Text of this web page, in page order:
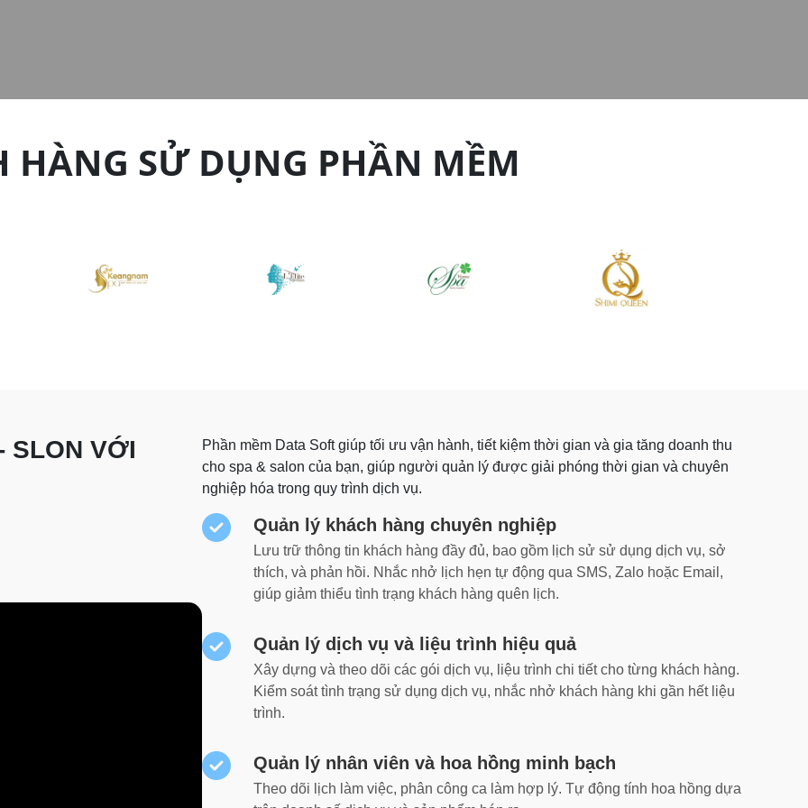
HÀNG SỬ DỤNG PHẦN MỀM
SLON VỚI
Phần mềm Data Soft giúp tối ưu vận hành, tiết kiệm thời gian và gia tăng doanh thu
cho spa & salon của bạn, giúp người quản lý được giải phóng thời gian và chuyên
nghiệp hóa trong quy trình dịch vụ.
Quản lý khách hàng chuyên nghiệp
Lưu trữ thông tin khách hàng đầy đủ, bao gồm lịch sử sử dụng dịch vụ, sở
thích, và phản hồi. Nhắc nhở lịch hẹn tự động qua SMS, Zalo hoặc Email,
giúp giảm thiểu tình trạng khách hàng quên lịch.
Quản lý dịch vụ và liệu trình hiệu quả
Xây dựng và theo dõi các gói dịch vụ, liệu trình chi tiết cho từng khách hàng.
Kiểm soát tình trạng sử dụng dịch vụ, nhắc nhở khách hàng khi gần hết liệu
trình.
Quản lý nhân viên và hoa hồng minh bạch
Theo dõi lịch làm việc, phân công ca làm hợp lý. Tự động tính hoa hồng dựa